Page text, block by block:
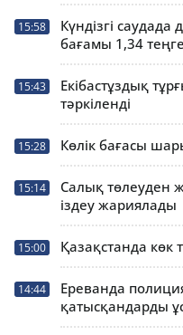
15:58
Күндізгі
бағамы 1,34
15:43
Екібастұздық
тәркіленді
15:28 Көлік бағасы
15:14
Салық төлеуден
іздеу жариялады
15:00 Қазақстанда көк
14:44
Ереванда
қатысқандарды